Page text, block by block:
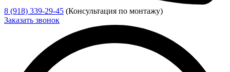
8 (918) 339-29-45 (Консультация по монтажу)
Заказать звонок